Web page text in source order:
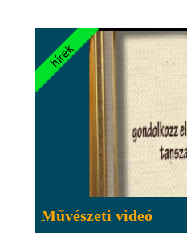
Művészeti videó